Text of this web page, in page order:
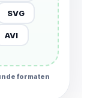
SVG
AVI
formaten